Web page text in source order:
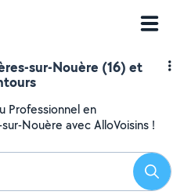
sur-Nouère (16) et
Professionnel en
Nouère avec AlloVoisins !